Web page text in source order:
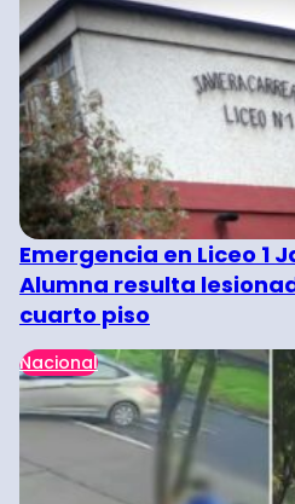
Emergencia en Liceo 1
Alumna resulta
cuarto piso
Nacional